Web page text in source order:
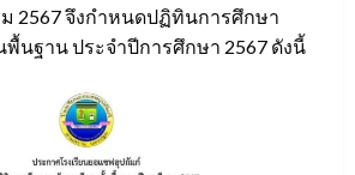
2567 จึงกำหนดปฏิทินการศึกษา
นฐาน ประจำปีการศึกษา 2567 ดังนี้